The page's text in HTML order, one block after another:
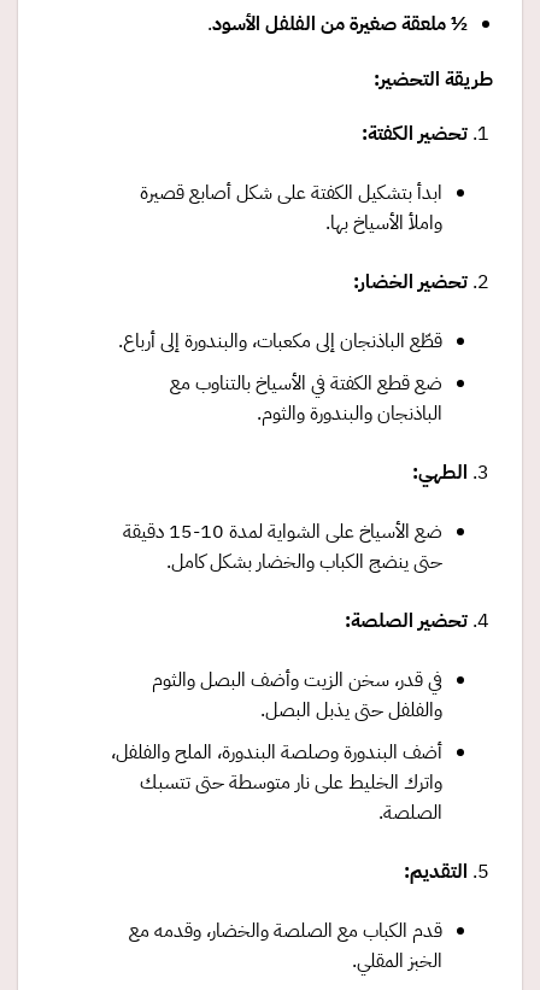
½ملعقة صغيرة من الفلفل الأسود.
طريقة التحضير:
تحضير الكفتة:
ابدأ بتشكيل الكفتة على شكل أصابع قصيرة
واملأ الأسياخ بها.
تحضير الخضار:
قطّع الباذنجان إلى مكعبات، والبندورة إلى أرباع.
ضع قطع الكفتة في الأسياخ بالتناوب مع
الباذنجان والبندورة والثوم.
الطهي:
ضع الأسياخ على الشواية لمدة 10-15 دقيقة
حتى ينضج الكباب والخضار بشكل كامل.
تحضير الصلصة:
في قدر، سخن الزيت وأضف البصل والثوم
والفلفل حتى يذبل البصل.
أضف البندورة وصلصة البندورة، الملح والفلفل،
واترك الخليط على نار متوسطة حتى تتسبك
الصلصة.
التقديم:
قدم الكباب مع الصلصة والخضار، وقدمه مع
الخبز المقلي.